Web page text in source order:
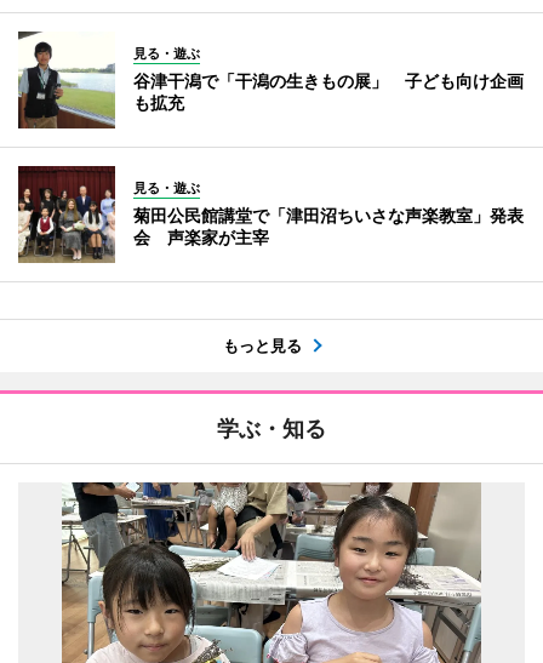
見る・遊ぶ
谷津干潟で「干潟の生きもの展」 子ども向け企画
も拡充
見る・遊ぶ
菊田公民館講堂で「津田沼ちいさな声楽教室」発表
会 声楽家が主宰
もっと見る
学ぶ・知る